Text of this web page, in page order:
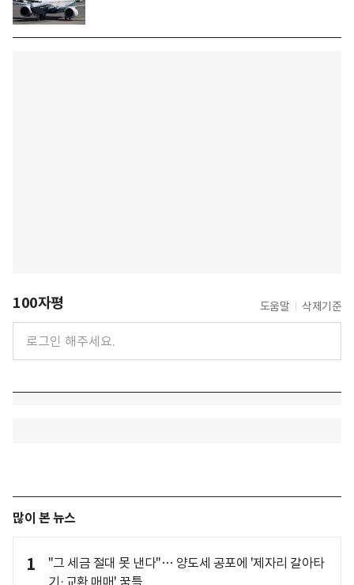
100자평 도움말 삭제기준
많이 본 뉴스
1
"그 세금 절대 못 낸다"… 양도세 공포에 '제자리 갈아타
기·교환 매매' 꿈틀